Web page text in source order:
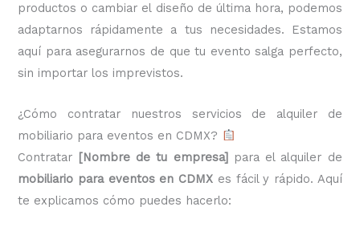
productos o cambiar el diseño de última hora, podemos
adaptarnos rápidamente a tus necesidades. Estamos
aquí para asegurarnos de que tu evento salga perfecto,
sin importar los imprevistos.
¿Cómo contratar nuestros servicios de alquiler de
mobiliario para eventos en CDMX?
Contratar [Nombre de tu empresa]para el alquiler de
mobiliario para eventos en CDMX es fácil y rápido. Aquí
te explicamos cómo puedes hacerlo: